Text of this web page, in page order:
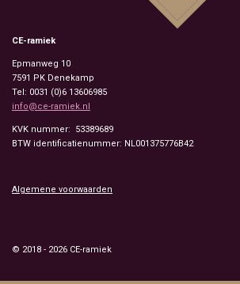
CE-ramiek
Epmanweg 10
7591 PK Denekamp
Tel: 0031 (0)6 13606985
info@ce-ramiek.nl
KVK nummer: 53389689
BTW identificatienummer: NL001375776B42
Algemene voorwaarden
© 2018 - 2026 CE-ramiek